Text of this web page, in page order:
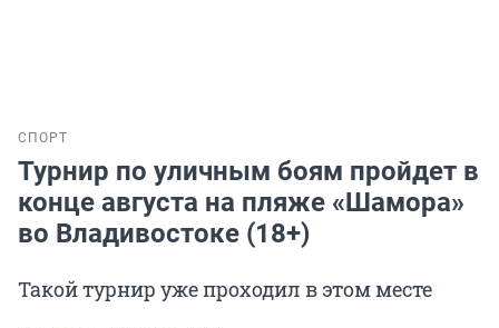
СПОРТ
Турнир по уличным боям пройдет в
конце августа на пляже «Шамора»
во Владивостоке (18+)
Такой турнир уже проходил в этом месте